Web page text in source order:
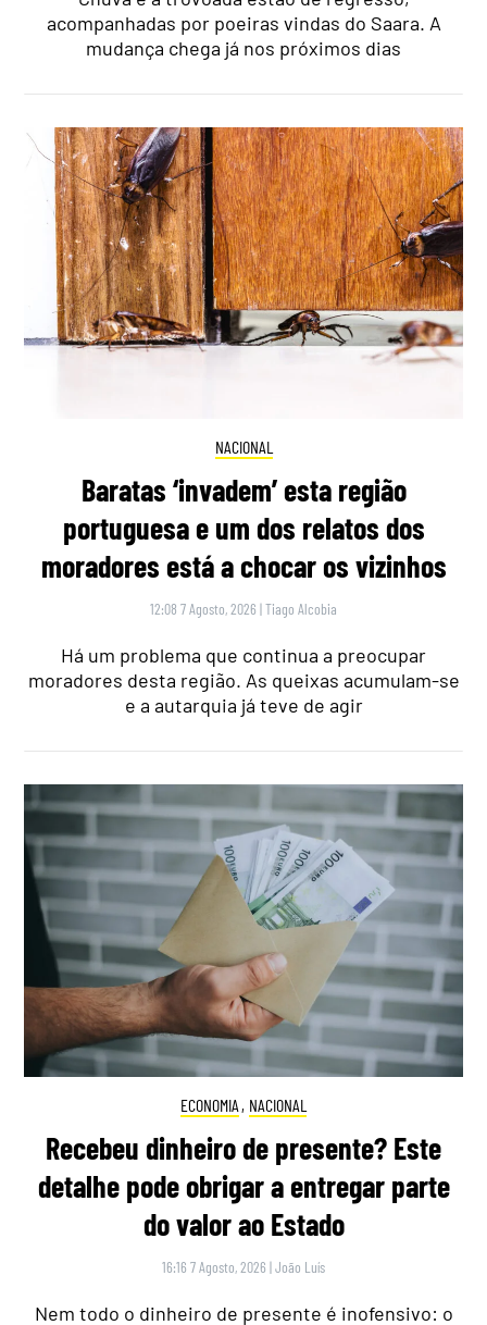
acompanhadas por poeiras vindas do Saara. A
mudança chega já nos próximos dias
NACIONAL
Baratas ‘invadem’ esta região
portuguesa e um dos relatos dos
moradores está a chocar os vizinhos
12:08 7 Agosto, 2026 |Tiago Alcobia
Há um problema que continua a preocupar
moradores desta região. As queixas acumulam-se
e a autarquia já teve de agir
ECONOMIA , NACIONAL
Recebeu dinheiro de presente? Este
detalhe pode obrigar a entregar parte
do valor ao Estado
16:16 7 Agosto, 2026 |João Luís
Nem todo o dinheiro de presente é inofensivo: o